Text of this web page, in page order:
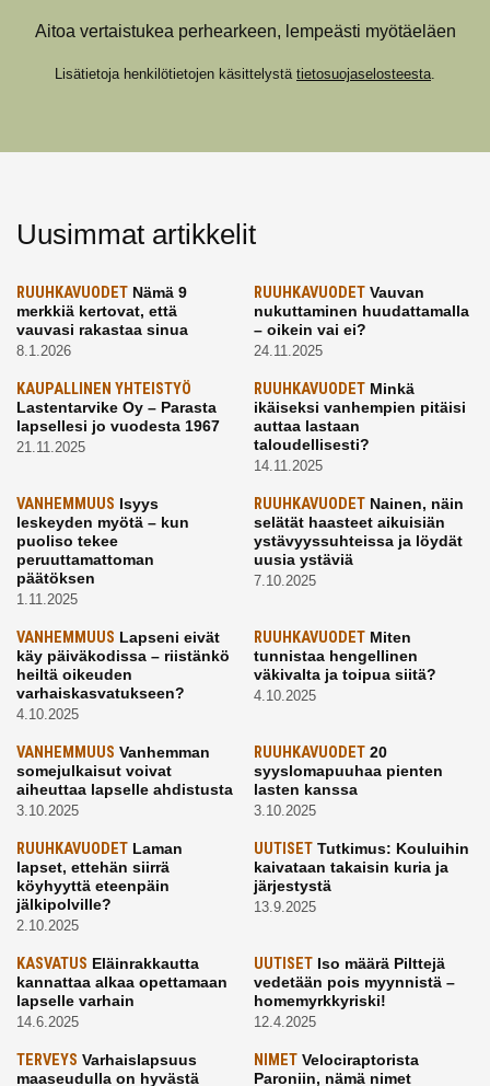
Aitoa vertaistukea perhearkeen, lempeästi myötäeläen
Lisätietoja henkilötietojen käsittelystä tietosuojaselosteesta
Uusimmat artikkelit
RUUHKAVUODET Nämä 9
merkkiä kertovat, että
vauvasi rakastaa sinua
8.1.2026
RUUHKAVUODETVauvan
nukuttaminen huudattamalla
– oikein vai ei?
24.11.2025
KAUPALLINEN YHTEISTYÖ
Lastentarvike Oy – Parasta
lapsellesi jo vuodesta 1967
21.11.2025
RUUHKAVUODETMinkä
ikäiseksi vanhempien pitäisi
auttaa lastaan
taloudellisesti?
14.11.2025
VANHEMMUUS Isyys
leskeyden myötä – kun
puoliso tekee
peruuttamattoman
päätöksen
1.11.2025
RUUHKAVUODETNainen, näin
selätät haasteet aikuisiän
ystävyyssuhteissa ja löydät
uusia ystäviä
7.10.2025
VANHEMMUUS Lapseni eivät
käy päiväkodissa – riistänkö
heiltä oikeuden
varhaiskasvatukseen?
4.10.2025
RUUHKAVUODETMiten
tunnistaa hengellinen
väkivalta ja toipua siitä?
4.10.2025
VANHEMMUUS Vanhemman
somejulkaisut voivat
aiheuttaa lapselle ahdistusta
3.10.2025
RUUHKAVUODET20
syyslomapuuhaa pienten
lasten kanssa
3.10.2025
RUUHKAVUODET Laman
lapset, ettehän siirrä
köyhyyttä eteenpäin
jälkipolville?
2.10.2025
UUTISETTutkimus: Kouluihin
kaivataan takaisin kuria ja
järjestystä
13.9.2025
KASVATUS Eläinrakkautta
kannattaa alkaa opettamaan
lapselle varhain
14.6.2025
UUTISETIso määrä Pilttejä
vedetään pois myynnistä –
homemyrkkyriski!
12.4.2025
TERVEYS Varhaislapsuus
maaseudulla on hyvästä
NIMETVelociraptorista
Paroniin, nämä nimet